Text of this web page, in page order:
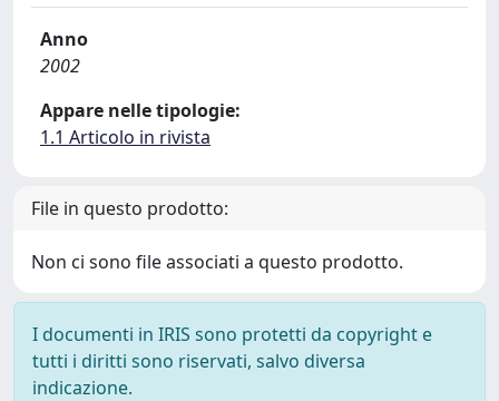
Anno
2002
Appare nelle tipologie:
1.1 Articolo in rivista
File in questo prodotto:
Non ci sono file associati a questo prodotto.
I documenti in IRIS sono protetti da copyright e
tutti i diritti sono riservati, salvo diversa
indicazione.